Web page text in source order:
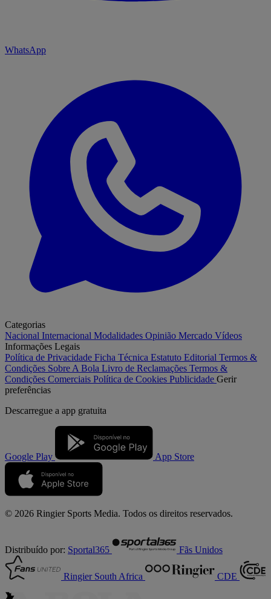
WhatsApp
Categorias
Nacional Internacional Modalidades Opinião Mercado Vídeos
Informações Legais
Política de Privacidade Ficha Técnica Estatuto Editorial Termos &
Condições Sobre A Bola Livro de Reclamações Termos &
Condições Comerciais Política de Cookies Publicidade Gerir
preferências
Descarregue a app gratuita
Google Play App Store
© 2026 Ringier Sports Media. Todos os direitos reservados.
Distribuído por: Sportal365 Fãs Unidos
Ringier South Africa CDE